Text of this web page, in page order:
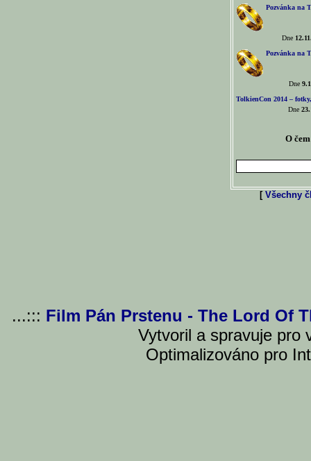
Pozvánka na
Dne
Pozvánka na
Dne
TolkienCon 2014 –
Dne
O
[ Všechny
...::: Film Pán Prstenu - The Lord Of
Vytvoril a spravuje pro
Optimalizováno pro